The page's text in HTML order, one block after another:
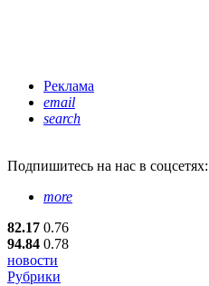
Реклама
email
search
Подпишитесь на нас в соцсетях:
more
82.17 0.76
94.84 0.78
новости
Рубрики